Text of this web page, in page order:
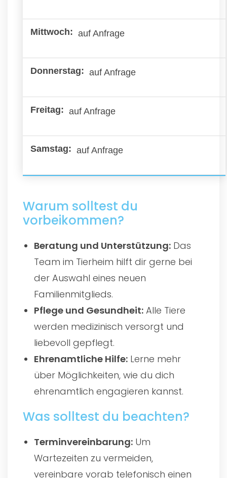
auf Anfrage
auf Anfrage
auf Anfrage
auf Anfrage
Warum solltest du
vorbeikommen?
Beratung und Unterstützung: Das
Team im Tierheim hilft dir gerne bei
der Auswahl eines neuen
Familienmitglieds.
Pflege und Gesundheit: Alle Tiere
werden medizinisch versorgt und
liebevoll gepflegt.
Ehrenamtliche Hilfe: Lerne mehr
über Möglichkeiten, wie du dich
ehrenamtlich engagieren kannst.
Was solltest du beachten?
Terminvereinbarung: Um
Wartezeiten zu vermeiden,
vereinbare vorab telefonisch einen